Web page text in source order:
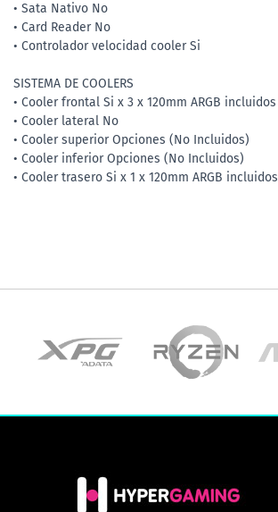
• Sata Nativo No
• Card Reader No
• Controlador velocidad cooler Si
SISTEMA DE COOLERS
• Cooler frontal Si x 3 x 120mm ARGB incluidos
• Cooler lateral No
• Cooler superior Opciones (No Incluidos)
• Cooler inferior Opciones (No Incluidos)
• Cooler trasero Si x 1 x 120mm ARGB incluidos